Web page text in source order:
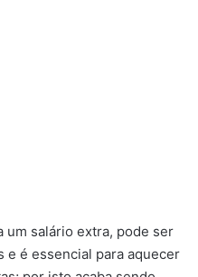
um salário extra, pode ser
e é essencial para aquecer